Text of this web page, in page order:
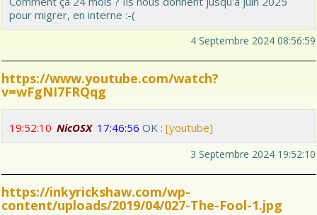
pour migrer, en interne :-(
4 Septembre 2024 08:56:59
https://www.youtube.com/watch?
v=wFgNI7FRQqg
19:52:10 NicOSX 17:46:56 OK : [youtube]
3 Septembre 2024 19:52:10
https://inkyrickshaw.com/wp-
content/uploads/2019/04/027-The-Fool-1.jpg